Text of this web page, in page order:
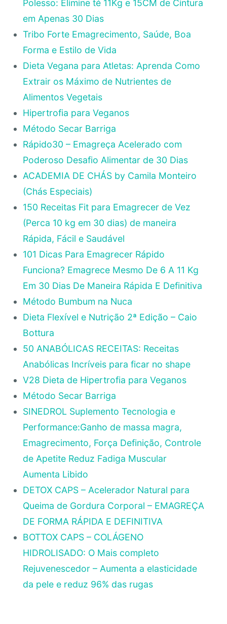
Polesso: Elimine té 11Kg e 15CM de Cintura
em Apenas 30 Dias
Tribo Forte Emagrecimento, Saúde, Boa
Forma e Estilo de Vida
Dieta Vegana para Atletas: Aprenda Como
Extrair os Máximo de Nutrientes de
Alimentos Vegetais
Hipertrofia para Veganos
Método Secar Barriga
Rápido30 – Emagreça Acelerado com
Poderoso Desafio Alimentar de 30 Dias
ACADEMIA DE CHÁS by Camila Monteiro
(Chás Especiais)
150 Receitas Fit para Emagrecer de Vez
(Perca 10 kg em 30 dias) de maneira
Rápida, Fácil e Saudável
101 Dicas Para Emagrecer Rápido
Funciona? Emagrece Mesmo De 6 A 11 Kg
Em 30 Dias De Maneira Rápida E Definitiva
Método Bumbum na Nuca
Dieta Flexível e Nutrição 2ª Edição – Caio
Bottura
50 ANABÓLICAS RECEITAS: Receitas
Anabólicas Incríveis para ficar no shape
V28 Dieta de Hipertrofia para Veganos
Método Secar Barriga
SINEDROL Suplemento Tecnologia e
Performance:Ganho de massa magra,
Emagrecimento, Força Definição, Controle
de Apetite Reduz Fadiga Muscular
Aumenta Libido
DETOX CAPS – Acelerador Natural para
Queima de Gordura Corporal – EMAGREÇA
DE FORMA RÁPIDA E DEFINITIVA
BOTTOX CAPS – COLÁGENO
HIDROLISADO: O Mais completo
Rejuvenescedor – Aumenta a elasticidade
da pele e reduz 96% das rugas